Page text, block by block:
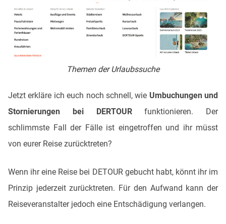
Themen der Urlaubssuche
Jetzt erkläre ich euch noch schnell, wie Umbuchungen und
Stornierungen bei DERTOURfunktionieren. Der
schlimmste Fall der Fälle ist eingetroffen und ihr müsst
von eurer Reise zurücktreten?
Wenn ihr eine Reise bei DETOUR gebucht habt, könnt ihr im
Prinzip jederzeit zurücktreten. Für den Aufwand kann der
Reiseveranstalter jedoch eine Entschädigung verlangen.